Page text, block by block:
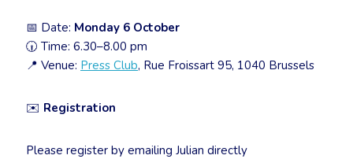
📅 Date: Monday 6 October
🕡 Time: 6.30–8.00 pm
📍 Venue: Press Club, Rue Froissart 95, 1040 Brussels
✉️ Registration
Please register by emailing Julian directly